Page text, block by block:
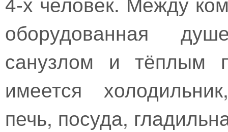
оборудованная
санузлом и тёплым
имеется
печь, посуда,